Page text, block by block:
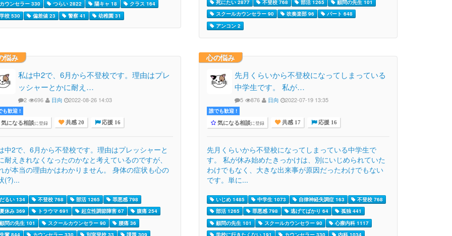
ウンセラー 330
つらい 2822 陽キャ 18
クラス 164
校 530
偏差値 23 警察 41 幼稚園 31
死にたい 2877 不登校 768 部活 1265
顧問の先生 101
スクールカウンセラー 90
吹奏楽部 96
パート 648
アンコン 2
悩み
私は中2で、6月から不登校です。理由はプレ
ッシャーとかに耐え…
2 696 日向 2022-08-26 14:03
も歓迎 !
気になる相談に登録 共感 20 応援 16
中2で、6月から不登校です。理由はプレッシャーと
耐えきれなくなったのかなと考えているのですが、
が本当の理由かはわかりません。 身体の症状も心の
(?)...
るい 134 不登校 768 部活 1265
罪悪感 798
休み 369
トラウマ 691 起立性調節障害 67
腹痛 254
問の先生 101
スクールカウンセラー 90
腰痛 36
輩 844
カウンセラー 330 別室登校 33 課題 309
心の悩み
先月くらいから不登校になってしまっている
中学生です。 私が…
5 876 日向 2022-07-19 13:35
誰でも歓迎 !
気になる相談に登録 共感 17 応援 16
先月くらいから不登校になってしまっている中学生で
す。 私が休み始めたきっかけは、別にいじめられていた
わけでもなく、大きな出来事が原因だったわけでもない
です。単に...
いじめ 1485 中学生 1073 自律神経失調症 163
不登校 768
部活 1265
罪悪感 798 逃げてばかり 64
孤独 441
顧問の先生 101
スクールカウンセラー 90
心療内科 1117
学校に行きたくない 191
カウンセラー 330 内科 1034